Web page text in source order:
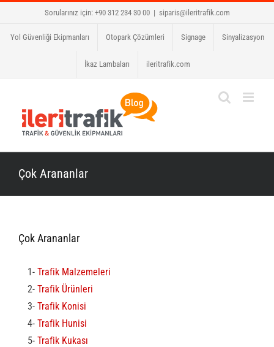
content
Sorularınız için: +90 312 234 30 00 | siparis@ileritrafik.com
Yol Güvenliği Ekipmanları Otopark Çözümleri Signage Sinyalizasyon
İkaz Lambaları ileritrafik.com
Çok Arananlar
Çok Arananlar
1- Trafik Malzemeleri
2- Trafik Ürünleri
3- Trafik Konisi
4- Trafik Hunisi
5- Trafik Kukası